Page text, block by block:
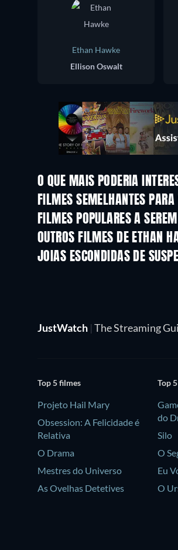
Ethan Hawke
Ellison Oswalt
O QUE MAIS PODERIA
FILMES SEMELHANTES
FILMES POPULARES A
OUTROS FILMES DE ETHAN
JOIAS ESCONDIDAS DE
JustWatch | The Streaming
Top 5 filmes
Projeto Hail Mary
Obsession: A Felicidade é
Relativa
O Drama
Mestres do Universo
As Ovelhas Detetives
Top
do
Silo
O
Eu
O